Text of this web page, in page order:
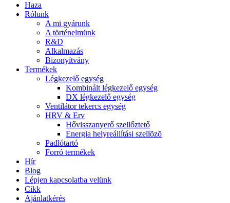
Haza
Rólunk
A mi gyárunk
A történelmünk
R&D
Alkalmazás
Bizonyítvány
Termékek
Légkezelő egység
Kombinált légkezelő egység
DX légkezelő egység
Ventilátor tekercs egység
HRV & Erv
Hővisszanyerő szellőztető
Energia helyreállítási szellõzõ
Padlótartó
Forró termékek
Hír
Blog
Lépjen kapcsolatba velünk
Cikk
Ajánlatkérés